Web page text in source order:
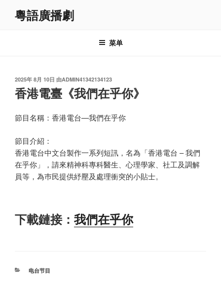
粵語廣播劇
菜单
发
布
于
2025年 8月 10日 由ADMIN41342134123
香港電臺《我們在乎你》
節目名稱：香港電台—我們在乎你
節目介紹：
香港電台中文台製作一系列短訊，名為「香港電台 – 我們
在乎你」，請來精神科專科醫生、心理學家、社工及調解
員等，為巿民提供紓壓及處理衝突的小貼士。
下載鏈接： 我們在乎你
分
电台节目